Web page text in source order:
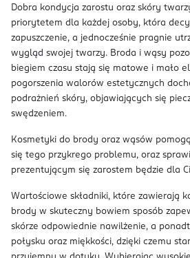
Dobra kondycja zarostu oraz skóry
priorytetem dla każdej osoby, która
zapuszczenie, a jednocześnie pragnie
wygląd swojej twarzy. Broda i wąsy
biegiem czasu stają się matowe i mało
pogorszenia walorów estetycznych
podrażnień skóry, objawiających się
swędzeniem.
Kosmetyki do brody oraz wąsów
się tego przykrego problemu, oraz
prezentującym się zarostem będzie dla
Wartościowe składniki, które zawierają
brody w skuteczny bowiem sposób
skórze odpowiednie nawilżenie, a
połysku oraz miękkości, dzięki czemu